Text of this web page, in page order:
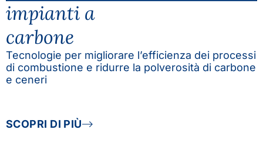
impianti a
carbone
Tecnologie per migliorare l’efficienza dei processi
di combustione e ridurre la polverosità di carbone
e ceneri
SCOPRI DI PIÙ